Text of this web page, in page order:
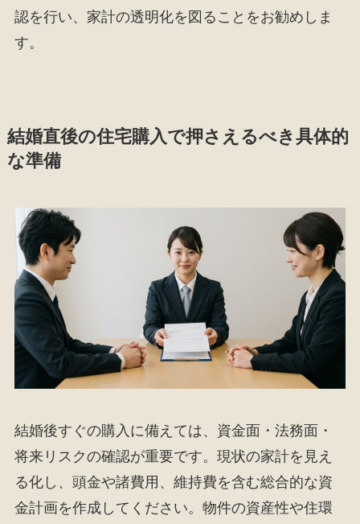
認を行い、家計の透明化を図ることをお勧めしま
す。
結婚直後の住宅購入で押さえるべき具体的
な準備
結婚後すぐの購入に備えては、資金面・法務面・
将来リスクの確認が重要です。現状の家計を見え
る化し、頭金や諸費用、維持費を含む総合的な資
金計画を作成してください。物件の資産性や住環